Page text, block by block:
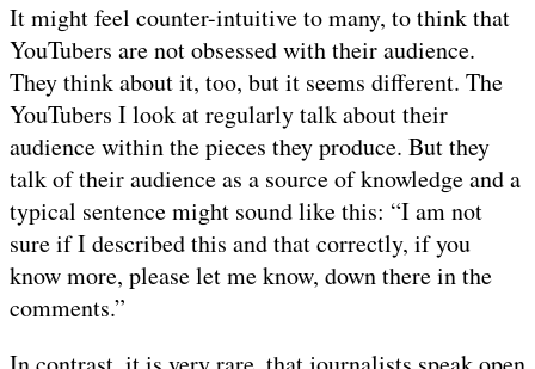
It might feel counter-intuitive to many, to think that
YouTubers are not obsessed with their audience.
They think about it, too, but it seems different. The
YouTubers I look at regularly talk about their
audience within the pieces they produce. But they
talk of their audience as a source of knowledge and a
typical sentence might sound like this: “I am not
sure if I described this and that correctly, if you
know more, please let me know, down there in the
comments.”